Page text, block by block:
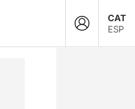
CAT
ESP